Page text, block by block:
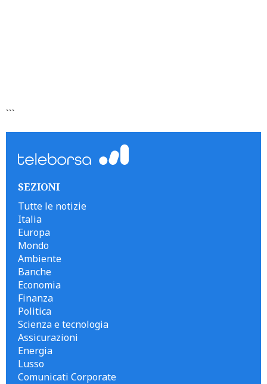
```
SEZIONI
Tutte le notizie
Italia
Europa
Mondo
Ambiente
Banche
Economia
Finanza
Politica
Scienza e tecnologia
Assicurazioni
Energia
Lusso
Comunicati Corporate